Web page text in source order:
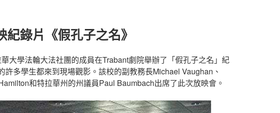
錄片《假孔子之名》
大學法輪大法社團的成員在Trabant劇院舉辦了「假孔子之名」紀
許多學生都來到現場觀影。該校的副教務長Michael Vaughan、
和特拉華州的州議員Paul Baumbach出席了此次放映會。